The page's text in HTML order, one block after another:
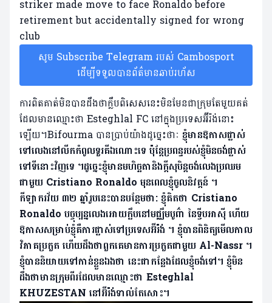
សូម Subscribe Telegram របស់ Cambosport
ដើម្បីទទួលបានព័ត៌មានឆាប់រហ័ស
ការពិតគាត់មិនបានដឹងថាក្លឹបពិសេសនេះមិនមែនជាក្រុមតែមួយគត់
ដែលមានឈ្មោះថា Esteghlal FC នៅក្នុងប្រទេសអ៊ីរ៉ង់នោះ
ឡើយ។Bifourma បានប្រាប់យ៉ាងដូច្នេះថាៈ ខ្ញុំមានឱកាសផ្លាស់
ទៅលេងនៅលីកកំពូលទួរគីឯណោះទេ ប៉ុន្តែប្រពន្ធរបស់ខ្ញុំមិនចង់ផ្លាស់
ទៅទីនោះវិញទេ ។ដូច្នេះខ្ញុំមានមហិច្ឆតានិងក្តីសុបិន្តចង់លេងប្រឈម
ជាមួយ Cristiano Ronaldo មុនពេលខ្ញុំចូលនិវត្តន៍ ។
កីឡាករវ័យ ៣២ ឆ្នាំរូបនេះបានបន្ថែមថា: ខ្ញុំគិតថា Cristiano
Ronaldo បច្ចុប្បន្នលេងអោយក្លឹបនៅមជ្ឈឹមបូព៌ា នៃទ្វីបអាស៊ី ហើយ
ឱកាសសម្រាប់ខ្ញុំគឺការផ្លាស់ទៅប្រទេសអ៊ីរ៉ង់ ។ ខ្ញុំបានពិនិត្យមើលកាល
វិភាគប្រកួត ហើយដឹងថាពួកគេមានការប្រកួតជាមួយ Al-Nassr ។
ខ្ញុំបាននិយាយទៅកាន់ខ្លួនឯងថា នេះជាកន្លែងដែលខ្ញុំចង់ទៅ។ ខ្ញុំមិន
ដឹងថាមានក្រុមពីរដែលមានឈ្មោះថា Esteghlal
KHUZESTAN នៅអ៊ីរ៉ង់ទាល់តែសោះ។